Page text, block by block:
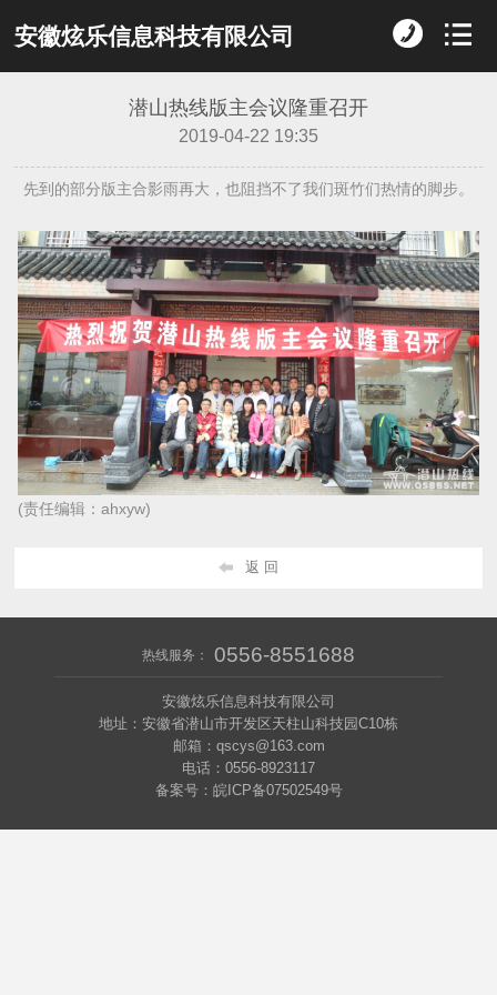
安徽炫乐信息科技有限公司
潜山热线版主会议隆重召开
2019-04-22 19:35
先到的部分版主合影雨再大，也阻挡不了我们斑竹们热情的脚步。
(责任编辑：ahxyw)
返 回
热线服务： 0556-8551688
安徽炫乐信息科技有限公司
地址：安徽省潜山市开发区天柱山科技园C10栋
邮箱：qscys@163.com
电话：0556-8923117
备案号： 皖ICP备07502549号